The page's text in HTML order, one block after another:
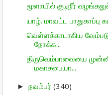
மூளாயில் குடிநீர்
யாழ். மாவட்ட
வெள்ளக்காடாகிய
நோக்க...
திருவெம்பாவையை
மகாசபையா...
► நவம்பர் (340)